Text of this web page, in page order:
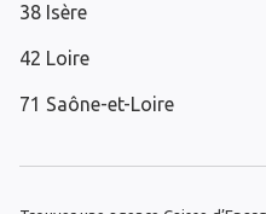
38 Isère
42 Loire
71 Saône-et-Loire